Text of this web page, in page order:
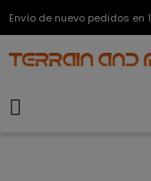
Envío de nuevo pedidos en